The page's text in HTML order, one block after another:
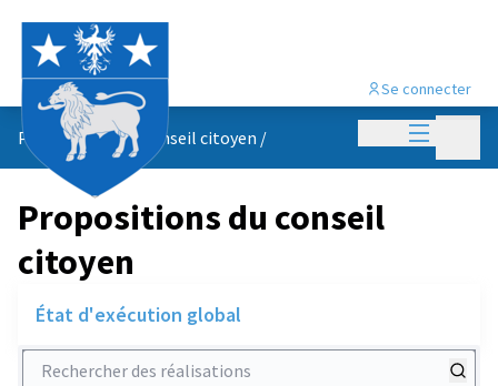
Menu
Se connecter
Propositions du conseil citoyen /
Propositions du conseil
citoyen
État d'exécution global
Rechercher des réalisations